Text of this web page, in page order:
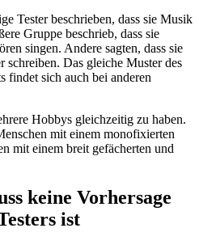
Tester beschrieben, dass sie Musik
Gruppe beschrieb, dass sie
singen. Andere sagten, dass sie
Das gleiche Muster des
findet sich auch bei anderen
Hobbys gleichzeitig zu haben.
mit einem monofixierten
mit einem breit gefächerten und
keine Vorhersage
ist